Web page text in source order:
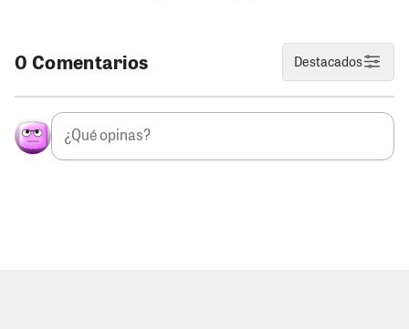
0 Comentarios Destacados